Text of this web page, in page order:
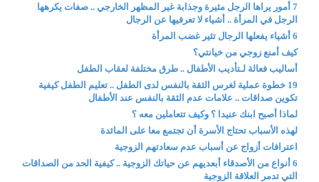
7 أمور يراها الرجل مثيرة وجذابة غير المظهر الخارجي .. صفات يكرهها
الرجل في المرأة .. أشياء لا تعرفيها عن الرجال
6 أشياء يفعلها الرجال تثير غضب المرأة
كيف أمنع زوجي من خيانتي؟
أساليب فعالة لـتأديب الأطفال .. طرق مختلفة لعقاب الطفل
19 خطوة عملية لغرس الثقة بالنفس لدى الطفل .. تعليم الطفل كيفية
تكوين صداقات .. علامات عدم الثقة بالنفس عند الأطفال
لماذا أصبح ابنك عنيدا ؟ وكيف تتعاملين معه ؟
لهذه الأسباب تحتاج الأسرة أن تجتمع معا على المائدة
اعترافات أزواج عن أسباب عدم سعادتهم الزوجية
6 أنواع من الأصدقاء أبعديهم عن حياتك الزوجية .. كيفية الحد من الصداقات
التي تدمر العلاقة الزوجية